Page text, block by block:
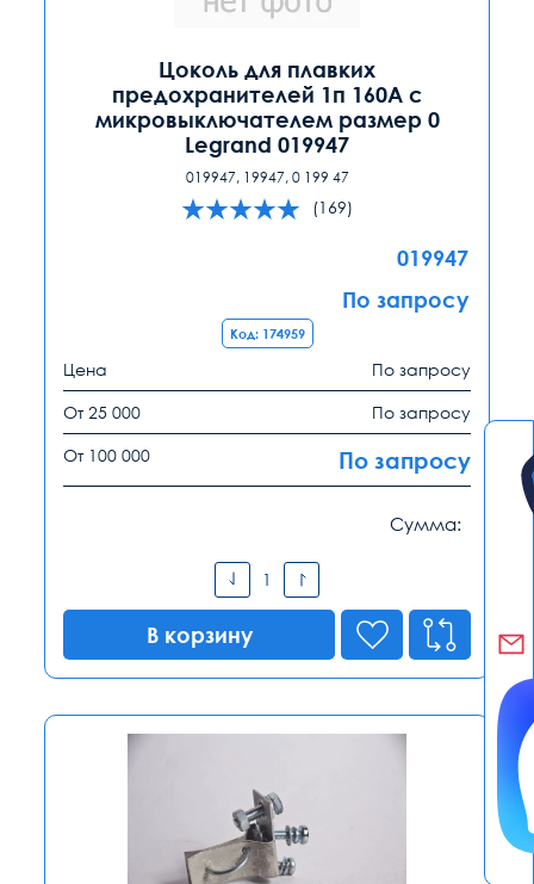
Цоколь для плавких
предохранителей 1п 160А с
микровыключателем размер 0
Legrand 019947
019947, 19947, 0 199 47
(169)
019947
По запросу
Код: 174959
Цена По запросу
От 25 000 По запросу
От 100 000 По запросу
Сумма:
В корзину